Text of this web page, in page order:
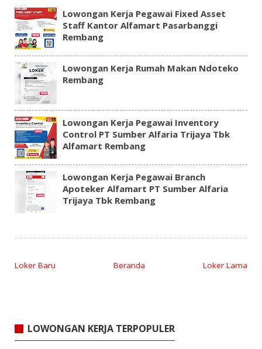
Lowongan Kerja Pegawai Fixed Asset
Staff Kantor Alfamart Pasarbanggi
Rembang
Lowongan Kerja Rumah Makan Ndoteko
Rembang
Lowongan Kerja Pegawai Inventory
Control PT Sumber Alfaria Trijaya Tbk
Alfamart Rembang
Lowongan Kerja Pegawai Branch
Apoteker Alfamart PT Sumber Alfaria
Trijaya Tbk Rembang
Loker Baru Loker Lama
Beranda
LOWONGAN KERJA TERPOPULER